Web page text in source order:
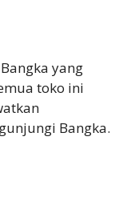
yang
toko ini
Bangka.